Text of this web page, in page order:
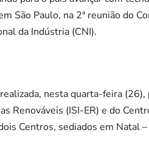
São Paulo, na 2ª reunião do
da Indústria (CNI).
nesta quarta-feira
Renováveis (ISI-ER) e do
Centros, sediados em Natal